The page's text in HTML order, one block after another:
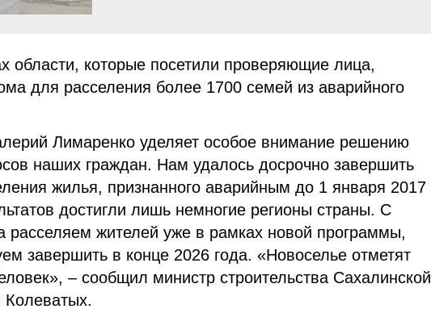
области, которые посетили проверяющие лица,
для расселения более 1700 семей из аварийного
Лимаренко уделяет особое внимание решению
наших граждан. Нам удалось досрочно завершить
жилья, признанного аварийным до 1 января 2017
достигли лишь немногие регионы страны. С
расселяем жителей уже в рамках новой программы,
завершить в конце 2026 года. «Новоселье отметят
– сообщил министр строительства Сахалинской
Колеватых.